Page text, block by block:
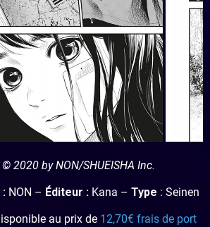
2020 by NON/SHUEISHA Inc.
: NON – Éditeur : Kana – Type : Seinen
au prix de 12,70€ frais de port